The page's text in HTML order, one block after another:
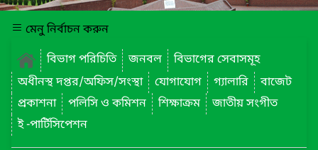
মেনু নির্বাচন করুন
বিভাগ পরিচিতি
জনবল
বিভাগের সেবাসমূহ
অধীনস্থ দপ্তর/অফিস/সংস্থা
যোগাযোগ গ্যালারি
বাজেট
প্রকাশনা
পলিসি ও কমিশন শিক্ষাক্রম
জাতীয় সংগীত
ই -পার্টিসিপেশন